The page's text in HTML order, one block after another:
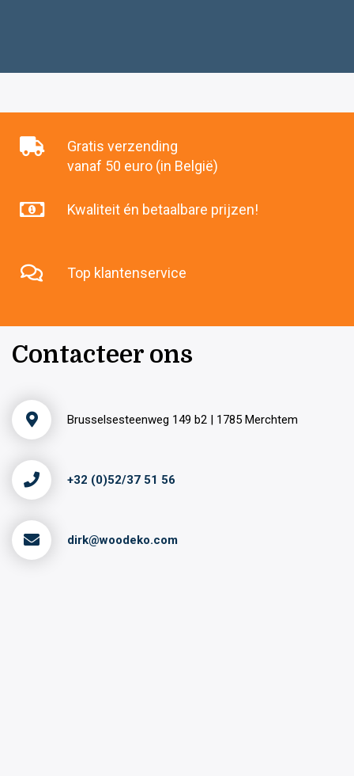
Gratis verzending
vanaf 50 euro (in België)
Kwaliteit én betaalbare prijzen!
Top klantenservice
Contacteer ons
Brusselsesteenweg 149 b2 | 1785 Merchtem
+32 (0)52/37 51 56
dirk@woodeko.com